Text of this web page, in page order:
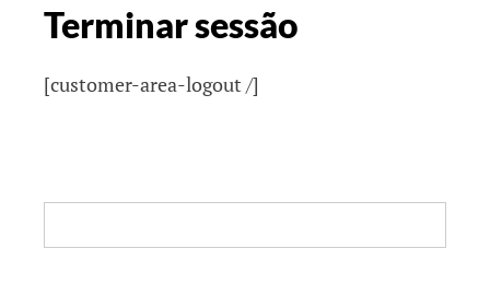
Terminar sessão
[customer-area-logout /]